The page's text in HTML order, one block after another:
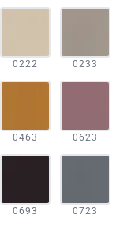
0222 0233
0463 0623
0693 0723